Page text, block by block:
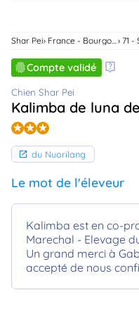
Shar Pei
Compte validé
Chien Shar Pei
Kalimba de luna
du Nuorilang
Le mot de l'éleveur
Kalimba est en co-
Marechal - Elevage
Un grand merci à
accepté de nous